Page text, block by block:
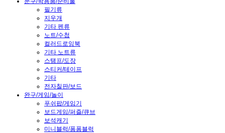
필기류
지우개
기타 펜류
노트/수첩
컬러드로잉북
기타 노트류
스탬프/도장
스티커/테이프
기타
전자칠판/보드
완구/게임/놀이
푸쉬팝/게임기
보드게임/퍼즐/큐브
보석캐기
미니블럭/폼폼블럭